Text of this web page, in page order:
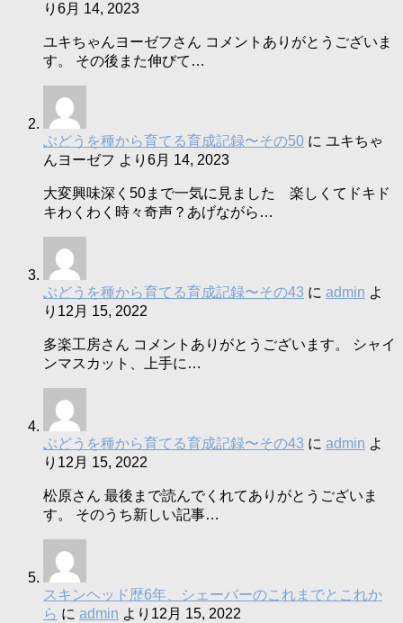
り 6月 14, 2023
ユキちゃんヨーゼフさん コメントありがとうございま
す。 その後また伸びて…
ぶどうを種から育てる育成記録〜その50 に ユキちゃ
んヨーゼフ より 6月 14, 2023
大変興味深く50まで一気に見ました 楽しくてドキド
キわくわく時々奇声？あげながら…
ぶどうを種から育てる育成記録〜その43 に admin よ
り 12月 15, 2022
多楽工房さん コメントありがとうございます。 シャイ
ンマスカット、上手に…
ぶどうを種から育てる育成記録〜その43 に admin よ
り 12月 15, 2022
松原さん 最後まで読んでくれてありがとうございま
す。 そのうち新しい記事…
スキンヘッド歴6年、シェーバーのこれまでとこれか
ら に admin より 12月 15, 2022